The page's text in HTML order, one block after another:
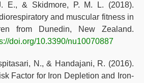
E., & Skidmore, P. M. L. (2018).
and muscular fitness in
from Dunedin, New Zealand.
doi.org/10.3390/nu10070887
N., & Handajani, R. (2016).
Factor for Iron Depletion and Iron-